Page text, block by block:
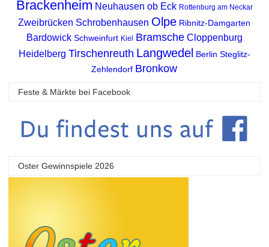
Brackenheim Neuhausen ob Eck Rottenburg am Neckar
Zweibrücken Schrobenhausen Olpe Ribnitz-Damgarten
Bardowick Schweinfurt Kiel Bramsche Cloppenburg
Heidelberg Tirschenreuth Langwedel Berlin Steglitz-
Zehlendorf Bronkow
Feste & Märkte bei Facebook
Oster Gewinnspiele 2026